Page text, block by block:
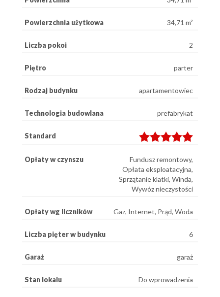
Powierzchnia użytkowa 34,71 m²
Liczba pokoi 2
Piętro parter
Rodzaj budynku apartamentowiec
Technologia budowlana prefabrykat
Standard
Opłaty w czynszu
Fundusz remontowy,
Opłata eksploatacyjna,
Sprzątanie klatki, Winda,
Wywóz nieczystości
Opłaty wg liczników Gaz, Internet, Prąd, Woda
Liczba pięter w budynku 6
Garaż garaż
Stan lokalu Do wprowadzenia